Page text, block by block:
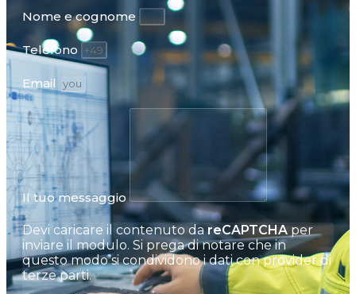
Nome e cognome
Telefono
Email
Il tuo messaggio
Devi caricare il contenuto dareCAPTCHAper
inviare il modulo. Si prega di notare che in
questo modo si condividono i dati con provider di
terze parti.